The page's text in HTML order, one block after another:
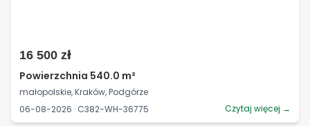
16 500 zł
Powierzchnia 540.0 m²
małopolskie, Kraków, Podgórze
06-08-2026 · C382-WH-36775
Czytaj więcej →